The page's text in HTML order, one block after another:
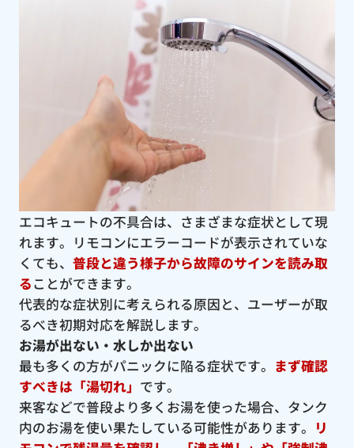
エコキュートの不具合は、さまざまな症状として現
れます。リモコンにエラーコードが表示されていな
くても、 普段と違う様子から故障のサインを読み取
ることができます。
代表的な症状別に考えられる原因と、ユーザーが取
るべき初期対応を解説します。
お湯が出ない・水しか出ない
最も多くの方がパニックに陥る症状です。 まず確認
すべきは「湯切れ」 です。
来客などで普段より多くお湯を使った場合、タンク
内のお湯を使い果たしている可能性があります。 リ